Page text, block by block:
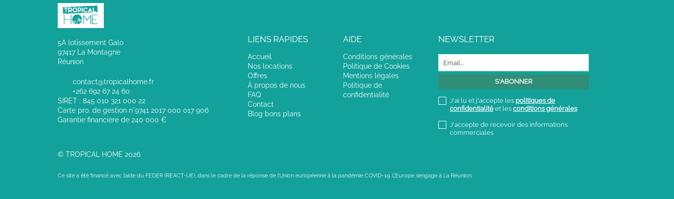
5A lotissement Galo
97417 La Montagne
Réunion
contact@tropicalhome.fr
+262 692 67 24 60
SIRET : 845 010 321 000 22
Carte pro. de gestion n°9741 2017 000 017 906
Garantie financière de 240 000 €
© TROPICAL HOME 2026
LIENS RAPIDES
Accueil
Nos locations
Offres
À propos de nous
FAQ
Contact
Blog bons plans
AIDE
Conditions générales
Politique de Cookies
Mentions légales
Politique de
confidentialité
NEWSLETTER
J'ai lu et j'accepte les politiques de
confidentialitéet les conditions générales
J'accepte de recevoir des informations
commerciales
Ce site a été financé avec l’aide du FEDER (REACT-UE), dans le cadre de la réponse de l’Union européenne à la pandémie COVID-19. L’Europe s’engage à La Réunion.